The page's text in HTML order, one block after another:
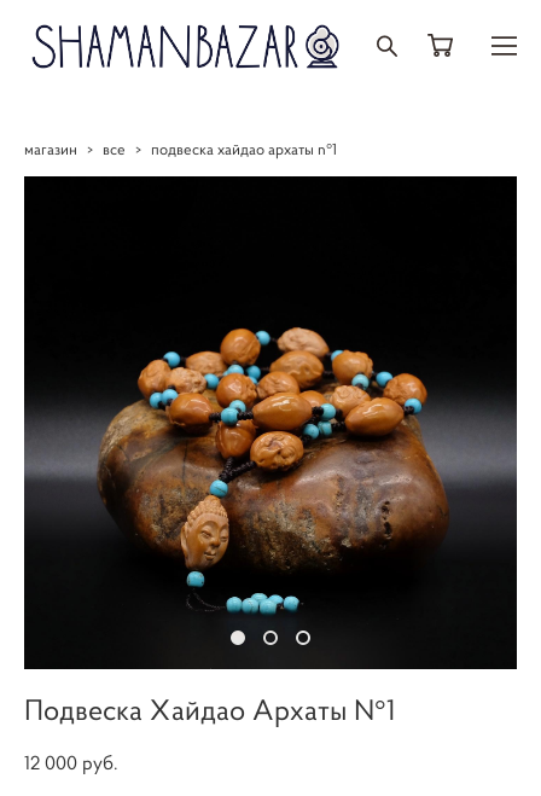
магазин > все > подвеска хайдао архаты n°1
Подвеска Хайдао Архаты N°1
12 000 pуб.